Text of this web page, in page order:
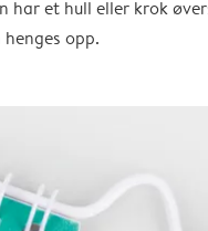
har et hull eller krok
opp.